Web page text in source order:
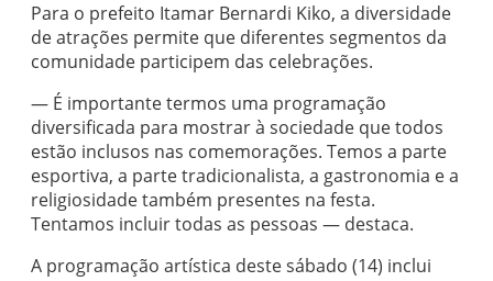
Para o prefeito Itamar Bernardi Kiko, a diversidade
de atrações permite que diferentes segmentos da
comunidade participem das celebrações.
— É importante termos uma programação
diversificada para mostrar à sociedade que todos
estão inclusos nas comemorações. Temos a parte
esportiva, a parte tradicionalista, a gastronomia e a
religiosidade também presentes na festa.
Tentamos incluir todas as pessoas — destaca.
A programação artística deste sábado (14) inclui